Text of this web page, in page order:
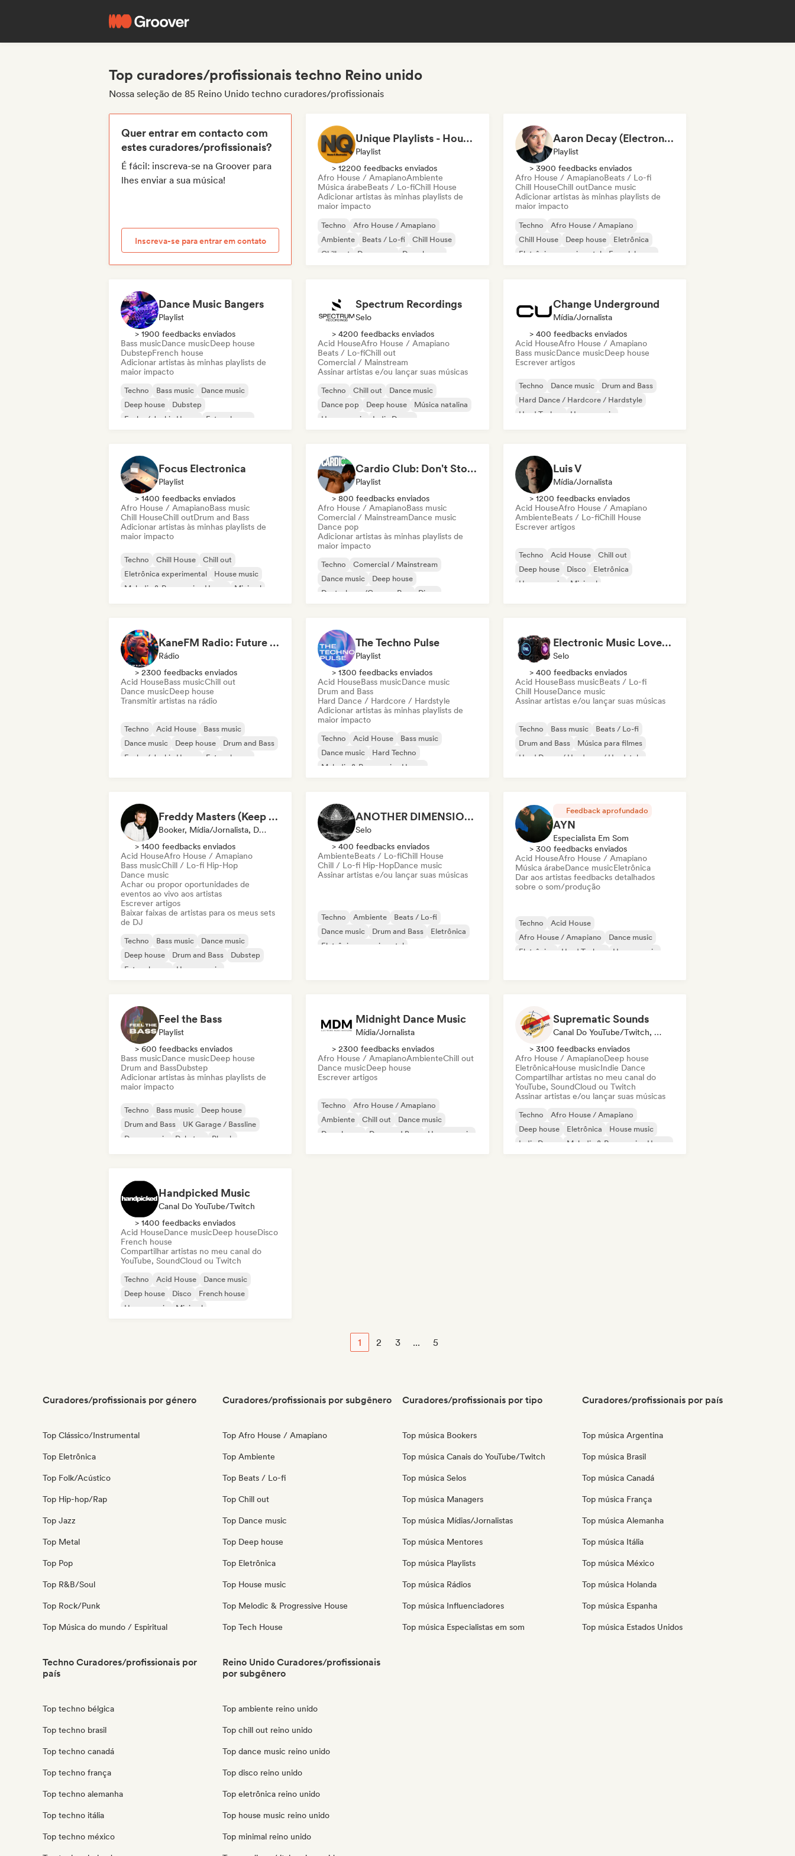
Top curadores/profissionais techno Reino unido
Nossa seleção de 85 Reino Unido techno curadores/profissionais
Quer entrar em contacto com
estes curadores/profissionais?
É fácil: inscreva-se na Groover para
lhes enviar a sua música!
Inscreva-se para entrar em contato
Unique Playlists - House & Electronics
Playlist
> 12200 feedbacks enviados
Afro House / AmapianoAmbiente
Música árabeBeats / Lo-fiChill House
Adicionar artistas às minhas playlists de
maior impacto
Techno
Afro House / Amapiano
Ambiente
Beats / Lo-fi
Chill House
Chill out
Dance pop Deep house
Aaron Decay (Electronic Dream & Chill Electronic Dream playlists)
Playlist
> 3900 feedbacks enviados
Afro House / AmapianoBeats / Lo-fi
Chill HouseChill outDance music
Adicionar artistas às minhas playlists de
maior impacto
Techno
Afro House / Amapiano
Chill House
Deep house
Eletrônica
Eletrônica experimental
French house
Dance Music Bangers
Playlist
> 1900 feedbacks enviados
Bass musicDance musicDeep house
DubstepFrench house
Adicionar artistas às minhas playlists de
maior impacto
Techno Bass music
Dance music
Deep house
Dubstep
Funky / Jackin House
Future house
Spectrum Recordings
Selo
> 4200 feedbacks enviados
Acid HouseAfro House / Amapiano
Beats / Lo-fiChill out
Comercial / Mainstream
Assinar artistas e/ou lançar suas músicas
Techno Chill out
Dance music
Dance pop
Deep house
Música natalina
House music
Indie Dance
Change Underground
Mídia/Jornalista
> 400 feedbacks enviados
Acid HouseAfro House / Amapiano
Bass musicDance musicDeep house
Escrever artigos
Techno Dance music
Drum and Bass
Hard Dance / Hardcore / Hardstyle
Hard Techno
House music
Focus Electronica
Playlist
> 1400 feedbacks enviados
Afro House / AmapianoBass music
Chill HouseChill outDrum and Bass
Adicionar artistas às minhas playlists de
maior impacto
Techno Chill House
Chill out
Eletrônica experimental
House music
Melodic & Progressive House
Minimal
Cardio Club: Don't Stop! 💦
Playlist
> 800 feedbacks enviados
Afro House / AmapianoBass music
Comercial / MainstreamDance music
Dance pop
Adicionar artistas às minhas playlists de
maior impacto
Techno
Comercial / Mainstream
Dance music
Deep house
Deutschpop/German Pop
Disco
Luis V
Mídia/Jornalista
> 1200 feedbacks enviados
Acid HouseAfro House / Amapiano
AmbienteBeats / Lo-fiChill House
Escrever artigos
Techno Acid House
Chill out
Deep house
Disco
Eletrônica
House music
Minimal
KaneFM Radio: Future of Electronic
Rádio
> 2300 feedbacks enviados
Acid HouseBass musicChill out
Dance musicDeep house
Transmitir artistas na rádio
Techno Acid House
Bass music
Dance music
Deep house
Drum and Bass
Funky / Jackin House
Future house
The Techno Pulse
Playlist
> 1300 feedbacks enviados
Acid HouseBass musicDance music
Drum and Bass
Hard Dance / Hardcore / Hardstyle
Adicionar artistas às minhas playlists de
maior impacto
Techno Acid House
Bass music
Dance music
Hard Techno
Melodic & Progressive House
Electronic Music Lovers Group (EML)
Selo
> 400 feedbacks enviados
Acid HouseBass musicBeats / Lo-fi
Chill HouseDance music
Assinar artistas e/ou lançar suas músicas
Techno Bass music
Beats / Lo-fi
Drum and Bass
Música para filmes
Hard Dance / Hardcore / Hardstyle
Freddy Masters (Keep Hush)
Booker, Mídia/Jornalista, DJ Selecionado
> 1400 feedbacks enviados
Acid HouseAfro House / Amapiano
Bass musicChill / Lo-fi Hip-Hop
Dance music
Achar ou propor oportunidades de
eventos ao vivo aos artistas
Escrever artigos
Baixar faixas de artistas para os meus sets
de DJ
Techno Bass music
Dance music
Deep house
Drum and Bass
Dubstep
Future house
House music
ANOTHER DIMENSION MUSIC
Selo
> 400 feedbacks enviados
AmbienteBeats / Lo-fiChill House
Chill / Lo-fi Hip-HopDance music
Assinar artistas e/ou lançar suas músicas
Techno Ambiente
Beats / Lo-fi
Dance music
Drum and Bass
Eletrônica
Eletrônica experimental
Feedback aprofundado
AYN
Especialista Em Som
> 300 feedbacks enviados
Acid HouseAfro House / Amapiano
Música árabeDance musicEletrônica
Dar aos artistas feedbacks detalhados
sobre o som/produção
Techno
Acid House
Afro House / Amapiano
Dance music
Eletrônica
Hard Techno
House music
Feel the Bass
Playlist
> 600 feedbacks enviados
Bass musicDance musicDeep house
Drum and BassDubstep
Adicionar artistas às minhas playlists de
maior impacto
Techno Bass music
Deep house
Drum and Bass
UK Garage / Bassline
Dance music
Dubstep Phonk
Midnight Dance Music
Mídia/Jornalista
> 2300 feedbacks enviados
Afro House / AmapianoAmbienteChill out
Dance musicDeep house
Escrever artigos
Techno
Afro House / Amapiano
Ambiente
Chill out
Dance music
Deep house
Drum and Bass House music
Suprematic Sounds
Canal Do YouTube/Twitch, Selo
> 3100 feedbacks enviados
Afro House / AmapianoDeep house
EletrônicaHouse musicIndie Dance
Compartilhar artistas no meu canal do
YouTube, SoundCloud ou Twitch
Assinar artistas e/ou lançar suas músicas
Techno
Afro House / Amapiano
Deep house
Eletrônica
House music
Indie Dance
Melodic & Progressive House
Handpicked Music
Canal Do YouTube/Twitch
> 1400 feedbacks enviados
Acid HouseDance musicDeep houseDisco
French house
Compartilhar artistas no meu canal do
YouTube, SoundCloud ou Twitch
Techno Acid House
Dance music
Deep house
Disco
French house
House music
Minimal
1 2 3 ... 5
Curadores/profissionais por género
Top Clássico/Instrumental
Top Eletrônica
Top Folk/Acústico
Top Hip-hop/Rap
Top Jazz
Top Metal
Top Pop
Top R&B/Soul
Top Rock/Punk
Top Música do mundo / Espiritual
Curadores/profissionais por subgênero
Top Afro House / Amapiano
Top Ambiente
Top Beats / Lo-fi
Top Chill out
Top Dance music
Top Deep house
Top Eletrônica
Top House music
Top Melodic & Progressive House
Top Tech House
Curadores/profissionais por tipo
Top música Bookers
Top música Canais do YouTube/Twitch
Top música Selos
Top música Managers
Top música Mídias/Jornalistas
Top música Mentores
Top música Playlists
Top música Rádios
Top música Influenciadores
Top música Especialistas em som
Curadores/profissionais por país
Top música Argentina
Top música Brasil
Top música Canadá
Top música França
Top música Alemanha
Top música Itália
Top música México
Top música Holanda
Top música Espanha
Top música Estados Unidos
Techno Curadores/profissionais por
país
Top techno bélgica
Top techno brasil
Top techno canadá
Top techno frança
Top techno alemanha
Top techno itália
Top techno méxico
Reino Unido Curadores/profissionais
por subgênero
Top ambiente reino unido
Top chill out reino unido
Top dance music reino unido
Top disco reino unido
Top eletrônica reino unido
Top house music reino unido
Top minimal reino unido